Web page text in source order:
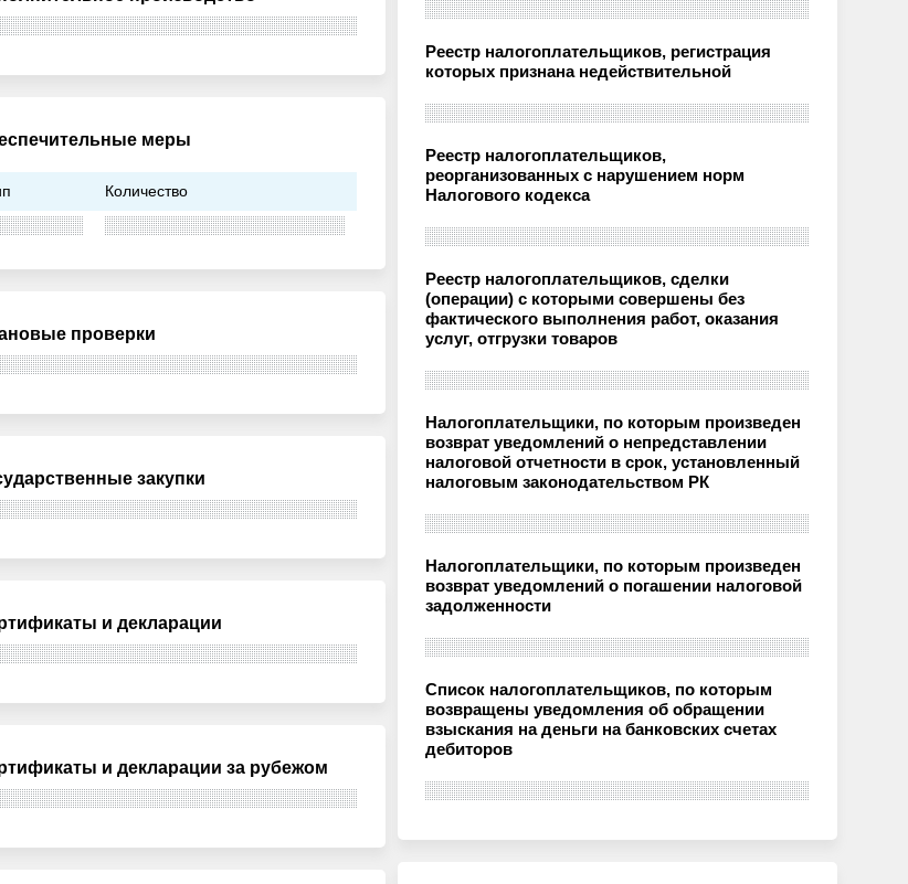
меры
Количество
проверки
закупки
и декларации
и декларации за рубежом
Реестр налогоплательщиков, регистрация
которых признана недействительной
Реестр налогоплательщиков,
реорганизованных с нарушением норм
Налогового кодекса
Реестр налогоплательщиков, сделки
(операции) с которыми совершены без
фактического выполнения работ, оказания
услуг, отгрузки товаров
Налогоплательщики, по которым произведен
возврат уведомлений о непредставлении
налоговой отчетности в срок, установленный
налоговым законодательством РК
Налогоплательщики, по которым произведен
возврат уведомлений о погашении налоговой
задолженности
Список налогоплательщиков, по которым
возвращены уведомления об обращении
взыскания на деньги на банковских счетах
дебиторов